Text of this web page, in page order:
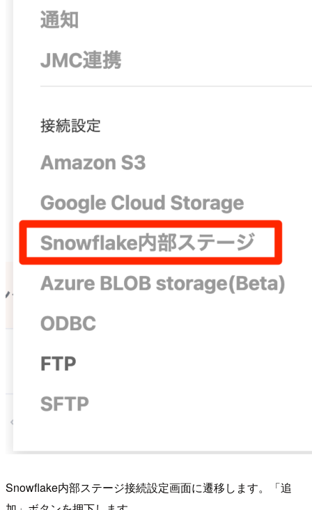
Snowflake内部ステージ接続設定画面に遷移します。「追